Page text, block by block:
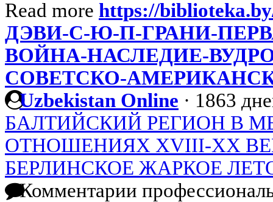
Read more https://
ДЭВИ-С-Ю-П-ГРАНИ-
ВОЙНА-НАСЛЕДИЕ-
СОВЕТСКО-
Uzbekistan Online · 1863
БАЛТИЙСКИЙ РЕГИОН В
ОТНОШЕНИЯХ XVIII-XX
БЕРЛИНСКОЕ ЖАРКОЕ
Комментарии